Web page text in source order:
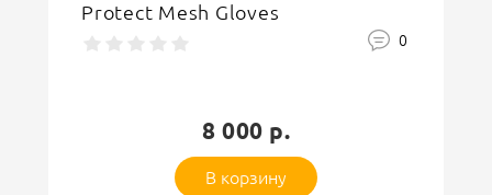
Защитный кодPNT-GERMANIA
33 000 р.
В корзину